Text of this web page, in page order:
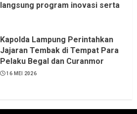
langsung program inovasi serta
Bandar Jaya Barat, Kecamatan
Terbanggi Besar, Rabu
(20/05/2026).
21 MEI 2026
Kapolda Lampung Perintahkan
Jajaran Tembak di Tempat Para
Pelaku Begal dan Curanmor
16 MEI 2026